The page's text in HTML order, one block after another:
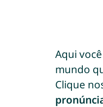
Aqui
mundo
Clique